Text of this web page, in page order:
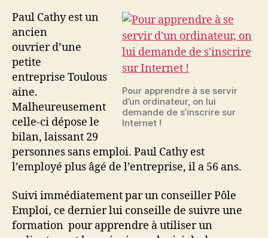
demande
de
s’inscrire
sur
Internet
Pour apprendre à se servir
d’un ordinateur, on lui
demande de s’inscrire sur
Internet !
Paul Cathy est un
ancien
ouvrier d’une
petite
entreprise Toulous
aine.
Malheureusement
celle-ci dépose le
bilan, laissant 29
personnes sans emploi. Paul Cathy est
l’employé plus âgé de l’entreprise, il a 56 ans.
Suivi immédiatement par un conseiller Pôle
Emploi, ce dernier lui conseille de suivre une
formation pour apprendre à utiliser un